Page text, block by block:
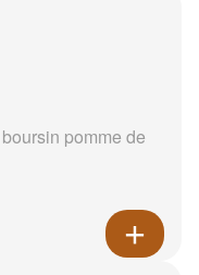
pomme de